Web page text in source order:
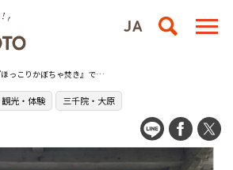
『ほっこりかぼちゃ焚き』で無病息災のご利益を／寂光院
観光・体験 三千院・大原